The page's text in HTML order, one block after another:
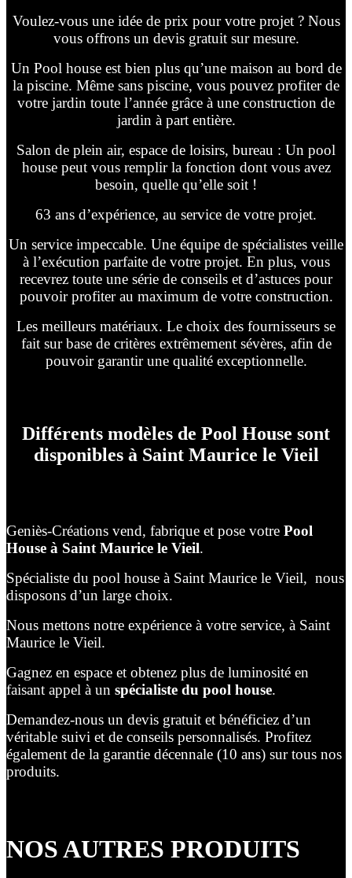
Voulez-vous une idée de prix pour votre projet ? Nous
vous offrons un devis gratuit sur mesure.
Un Pool house est bien plus qu’une maison au bord de
la piscine. Même sans piscine, vous pouvez profiter de
votre jardin toute l’année grâce à une construction de
jardin à part entière.
Salon de plein air, espace de loisirs, bureau : Un pool
house peut vous remplir la fonction dont vous avez
besoin, quelle qu’elle soit !
63 ans d’expérience, au service de votre projet.
Un service impeccable. Une équipe de spécialistes veille
à l’exécution parfaite de votre projet. En plus, vous
recevrez toute une série de conseils et d’astuces pour
pouvoir profiter au maximum de votre construction.
Les meilleurs matériaux. Le choix des fournisseurs se
fait sur base de critères extrêmement sévères, afin de
pouvoir garantir une qualité exceptionnelle.
Différents modèles de Pool House sont
disponibles à Saint Maurice le Vieil
Geniès-Créations vend, fabrique et pose votre Pool
House à Saint Maurice le Vieil.
Spécialiste du pool house à Saint Maurice le Vieil, nous
disposons d’un large choix.
Nous mettons notre expérience à votre service, à Saint
Maurice le Vieil.
Gagnez en espace et obtenez plus de luminosité en
faisant appel à un spécialiste du pool house.
Demandez-nous un devis gratuit et bénéficiez d’un
véritable suivi et de conseils personnalisés. Profitez
également de la garantie décennale (10 ans) sur tous nos
produits.
NOS AUTRES PRODUITS